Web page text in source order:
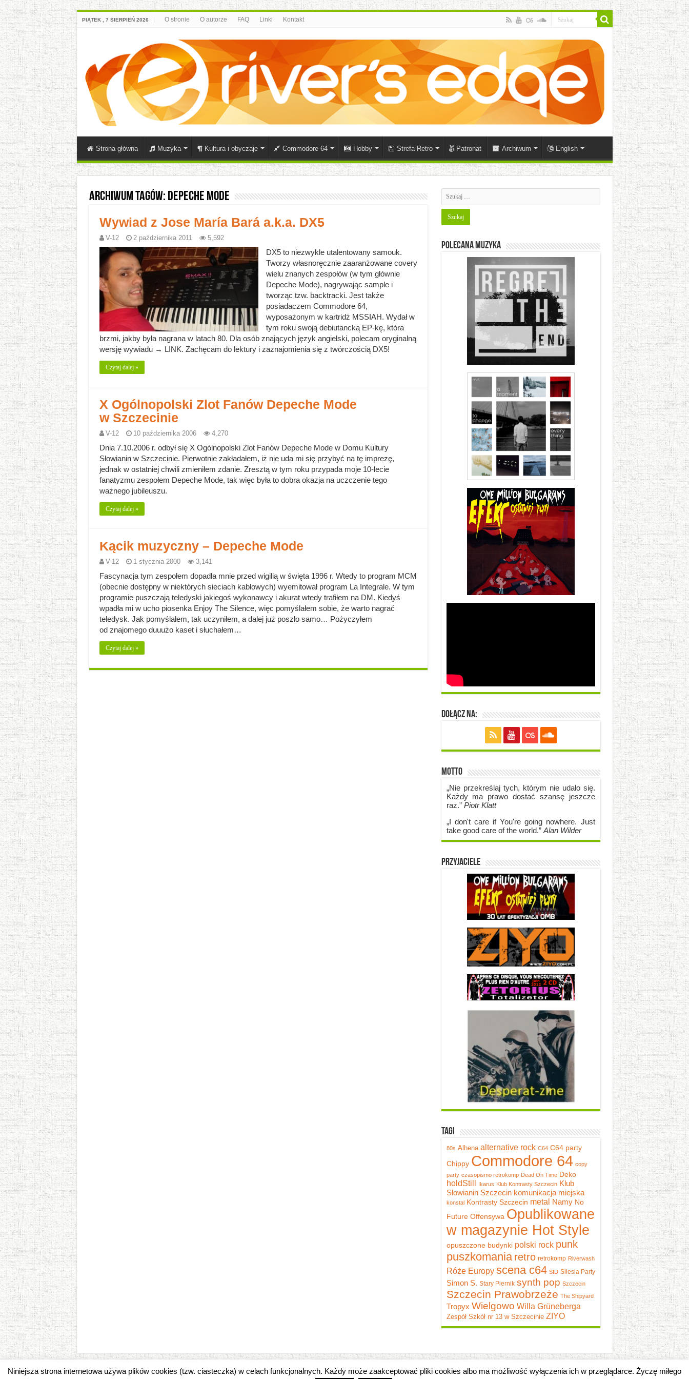
PIĄTEK , 7 SIERPIEŃ 2026 O stronie O autorze FAQ Linki Kontakt
Strona główna Muzyka Kultura i obyczaje Commodore 64 Hobby Strefa Retro Patronat Archiwum English
Archiwum tagów: Depeche Mode
Wywiad z Jose María Bará a.k.a. DX5
V-12 2 października 2011 5,592
DX5 to niezwykle utalentowany samouk.
Tworzy własnoręcznie zaaranżowane covery
wielu znanych zespołów (w tym głównie
Depeche Mode), nagrywając sample i
tworząc tzw. backtracki. Jest także
posiadaczem Commodore 64,
wyposażonym w kartridż MSSIAH. Wydał w
tym roku swoją debiutancką EP-kę, która
brzmi, jakby była nagrana w latach 80. Dla osób znających język angielski, polecam oryginalną
wersję wywiadu → LINK. Zachęcam do lektury i zaznajomienia się z twórczością DX5!
Czytaj dalej »
X Ogólnopolski Zlot Fanów Depeche Mode
w Szczecinie
V-12 10 października 2006 4,270
Dnia 7.10.2006 r. odbył się X Ogólnopolski Zlot Fanów Depeche Mode w Domu Kultury
Słowianin w Szczecinie. Pierwotnie zakładałem, iż nie uda mi się przybyć na tę imprezę,
jednak w ostatniej chwili zmieniłem zdanie. Zresztą w tym roku przypada moje 10-lecie
fanatyzmu zespołem Depeche Mode, tak więc była to dobra okazja na uczczenie tego
ważnego jubileuszu.
Czytaj dalej »
Kącik muzyczny – Depeche Mode
V-12 1 stycznia 2000 3,141
Fascynacja tym zespołem dopadła mnie przed wigilią w święta 1996 r. Wtedy to program MCM
(obecnie dostępny w niektórych sieciach kablowych) wyemitował program La Integrale. W tym
programie puszczają teledyski jakiegoś wykonawcy i akurat wtedy trafiłem na DM. Kiedyś
wpadła mi w ucho piosenka Enjoy The Silence, więc pomyślałem sobie, że warto nagrać
teledysk. Jak pomyślałem, tak uczyniłem, a dalej już poszło samo… Pożyczyłem
od znajomego duuużo kaset i słuchałem…
Czytaj dalej »
Polecana muzyka
Dołącz na:
Motto
„Nie przekreślaj tych, którym nie udało się.
Każdy ma prawo dostać szansę jeszcze
raz.” Piotr Klatt
„I don't care if You're going nowhere. Just
take good care of the world.” Alan Wilder
Przyjaciele
Tagi
80s Alhena alternative rock C64 C64 party
Chippy Commodore 64 copy
party czasopismo retrokomp Dead On Time Deko
holdStill Ikarus Klub Kontrasty Szczecin Klub
Słowianin Szczecin komunikacja miejska
konstal Kontrasty Szczecin metal Namy No
Future Offensywa Opublikowane
w magazynie Hot Style
opuszczone budynki polski rock punk
puszkomania retro retrokomp Riverwash
Róże Europy scena c64 SID Silesia Party
Simon S. Stary Piernik synth pop Szczecin
Szczecin Prawobrzeże The Shipyard
Tropyx Wielgowo Willa Grüneberga
Zespół Szkół nr 13 w Szczecinie ZIYO
Niniejsza strona internetowa używa plików cookies (tzw. ciasteczka) w celach funkcjonalnych. Każdy może zaakceptować pliki cookies albo ma możliwość wyłączenia ich w przeglądarce. Życzę miłego